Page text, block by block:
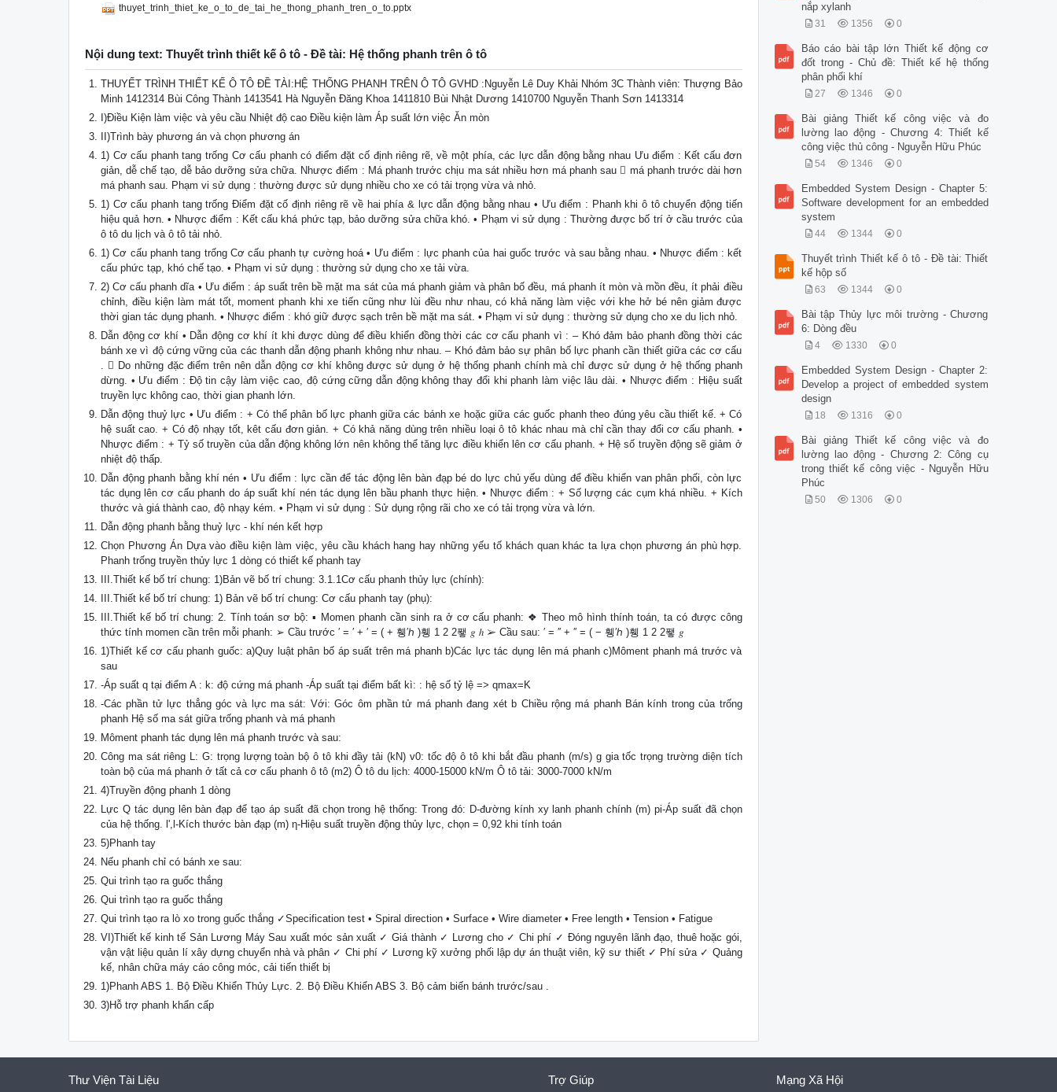
thuyet_trinh_thiet_ke_o_to_de_tai_he_thong_phanh_tren_o_to.pptx
Nội dung text: Thuyết trình thiết kế ô tô - Đề tài: Hệ thống phanh trên ô tô
THUYẾT TRÌNH THIẾT KẾ Ô TÔ ĐỀ TÀI:HỆ THỐNG PHANH TRÊN Ô TÔ GVHD :Nguyễn Lê Duy Khải Nhóm 3C Thành viên: Thượng Bảo
Minh 1412314 Bùi Công Thành 1413541 Hà Nguyễn Đăng Khoa 1411810 Bùi Nhật Dương 1410700 Nguyễn Thanh Sơn 1413314
I)Điều Kiện làm việc và yêu cầu Nhiệt độ cao Điều kiện làm Áp suất lớn việc Ăn mòn
II)Trình bày phương án và chọn phương án
1) Cơ cấu phanh tang trống Cơ cấu phanh có điểm đặt cố định riêng rẽ, về một phía, các lực dẫn động bằng nhau Ưu điểm : Kết cấu đơn
giản, dễ chế tạo, dễ bảo dưỡng sửa chữa. Nhược điểm : Má phanh trước chịu ma sát nhiều hơn má phanh sau  má phanh trước dài hơn
má phanh sau. Phạm vi sử dụng : thường được sử dụng nhiều cho xe có tải trọng vừa và nhỏ.
1) Cơ cấu phanh tang trống Điểm đặt cố định riêng rẽ về hai phía & lực dẫn động bằng nhau • Ưu điểm : Phanh khi ô tô chuyển động tiến
hiệu quả hơn. • Nhược điểm : Kết cấu khá phức tạp, bảo dưỡng sửa chữa khó. • Phạm vi sử dụng : Thường được bố trí ở cầu trước của
ô tô du lịch và ô tô tải nhỏ.
1) Cơ cấu phanh tang trống Cơ cấu phanh tự cường hoá • Ưu điểm : lực phanh của hai guốc trước và sau bằng nhau. • Nhược điểm : kết
cấu phức tạp, khó chế tạo. • Phạm vi sử dụng : thường sử dụng cho xe tải vừa.
2) Cơ cấu phanh dĩa • Ưu điểm : áp suất trên bề mặt ma sát của má phanh giảm và phân bố đều, má phanh ít mòn và mồn đều, ít phải điều
chỉnh, điều kiện làm mát tốt, moment phanh khi xe tiến cũng như lùi đều như nhau, có khả năng làm việc với khe hở bé nên giảm được
thời gian tác dụng phanh. • Nhược điểm : khó giữ được sạch trên bề mặt ma sát. • Phạm vi sử dụng : thường sử dụng cho xe du lịch nhỏ.
Dẫn động cơ khí • Dẫn động cơ khí ít khi được dùng để điều khiển đồng thời các cơ cấu phanh vì : – Khó đảm bảo phanh đồng thời các
bánh xe vì độ cứng vững của các thanh dẫn động phanh không như nhau. – Khó đảm bảo sự phân bố lực phanh cần thiết giữa các cơ cấu
.  Do những đặc điểm trên nên dẫn động cơ khí không được sử dụng ở hệ thống phanh chính mà chỉ được sử dụng ở hệ thống phanh
dừng. • Ưu điểm : Độ tin cậy làm việc cao, độ cứng cững dẫn động không thay đổi khi phanh làm việc lâu dài. • Nhược điểm : Hiệu suất
truyền lực không cao, thời gian phanh lớn.
Dẫn động thuỷ lực • Ưu điểm : + Có thể phân bố lực phanh giữa các bánh xe hoặc giữa các guốc phanh theo đúng yêu cầu thiết kế. + Có
hệ suất cao. + Có độ nhạy tốt, kêt cấu đơn giản. + Có khả năng dùng trên nhiều loại ô tô khác nhau mà chỉ cần thay đổi cơ cấu phanh. •
Nhược điểm : + Tỷ số truyền của dẫn động không lớn nên không thể tăng lực điều khiển lên cơ cấu phanh. + Hệ số truyền động sẽ giảm ở
nhiệt độ thấp.
Dẫn động phanh bằng khí nén • Ưu điểm : lực cần để tác động lên bàn đạp bé do lực chủ yếu dùng để điều khiển van phân phối, còn lực
tác dụng lên cơ cấu phanh do áp suất khí nén tác dụng lên bầu phanh thực hiện. • Nhược điểm : + Số lượng các cụm khá nhiều. + Kích
thước và giá thành cao, độ nhạy kém. • Phạm vi sử dụng : Sử dụng rộng rãi cho xe có tải trọng vừa và lớn.
Dẫn động phanh bằng thuỷ lực - khí nén kết hợp
Chọn Phương Án Dựa vào điều kiện làm việc, yêu cầu khách hang hay những yếu tố khách quan khác ta lựa chọn phương án phù hợp.
Phanh trống truyền thủy lực 1 dòng có thiết kế phanh tay
III.Thiết kế bố trí chung: 1)Bản vẽ bố trí chung: 3.1.1Cơ cấu phanh thủy lực (chính):
III.Thiết kế bố trí chung: 1) Bản vẽ bố trí chung: Cơ cấu phanh tay (phụ):
III.Thiết kế bố trí chung: 2. Tính toán sơ bộ: ▪ Momen phanh cần sinh ra ở cơ cấu phanh: ❖ Theo mô hình thính toán, ta có được công
thức tính momen cần trên mỗi phanh: ➢ Cầu trước ′ = ′ + ′ = ( + 휑′ℎ )휑 1 2 2퐿 𝑔 ℎ ➢ Cầu sau: ′ = ′′ + ′′ = ( − 휑′ℎ )휑 1 2 2퐿 𝑔
1)Thiết kế cơ cấu phanh guốc: a)Quy luật phân bố áp suất trên má phanh b)Các lực tác dụng lên má phanh c)Môment phanh má trước và
sau
-Áp suất q tại điểm A : k: độ cứng má phanh -Áp suất tại điểm bất kì: : hệ số tỷ lệ => qmax=K
-Các phần tử lực thẳng góc và lực ma sát: Với: Góc ôm phần tử má phanh đang xét b Chiều rộng má phanh Bán kính trong của trống
phanh Hệ số ma sát giữa trống phanh và má phanh
Môment phanh tác dụng lên má phanh trước và sau:
Công ma sát riêng L: G: trọng lượng toàn bộ ô tô khi đầy tải (kN) v0: tốc độ ô tô khi bắt đầu phanh (m/s) g gia tốc trọng trường diện tích
toàn bộ của má phanh ở tất cả cơ cấu phanh ô tô (m2) Ô tô du lịch: 4000-15000 kN/m Ô tô tải: 3000-7000 kN/m
4)Truyền động phanh 1 dòng
Lực Q tác dụng lên bàn đạp để tạo áp suất đã chọn trong hệ thống: Trong đó: D-đường kính xy lanh phanh chính (m) pi-Áp suất đã chọn
của hệ thống. l',l-Kích thước bàn đạp (m) η-Hiệu suất truyền động thủy lực, chọn = 0,92 khi tính toán
5)Phanh tay
Nếu phanh chỉ có bánh xe sau:
Qui trình tạo ra guốc thắng
Qui trình tạo ra guốc thắng
Qui trình tạo ra lò xo trong guốc thắng ✓Specification test • Spiral direction • Surface • Wire diameter • Free length • Tension • Fatigue
VI)Thiết kế kinh tế Sản Lương Máy Sau xuất móc sản xuất ✓ Giá thành ✓ Lương cho ✓ Chi phí ✓ Đóng nguyên lãnh đạo, thuê hoặc gói,
vận vật liệu quản lí xây dựng chuyển nhà và phân ✓ Chi phí ✓ Lương kỹ xưởng phối lập dự án thuật viên, kỹ sư thiết ✓ Phí sửa ✓ Quảng
kế, nhân chữa máy cáo công móc, cải tiến thiết bị
1)Phanh ABS 1. Bộ Điều Khiển Thủy Lực. 2. Bộ Điều Khiển ABS 3. Bộ cảm biến bánh trước/sau .
3)Hỗ trợ phanh khẩn cấp
nắp xylanh
31 1356 0
Báo cáo bài tập lớn Thiết kế động cơ
đốt trong - Chủ đề: Thiết kế hệ thống
phân phối khí
27 1346 0
Bài giảng Thiết kế công việc và đo
lường lao động - Chương 4: Thiết kế
công việc thủ công - Nguyễn Hữu Phúc
54 1346 0
Embedded System Design - Chapter 5:
Software development for an embedded
system
44 1344 0
Thuyết trình Thiết kế ô tô - Đề tài: Thiết
kế hộp số
63 1344 0
Bài tập Thủy lực môi trường - Chương
6: Dòng đều
4 1330 0
Embedded System Design - Chapter 2:
Develop a project of embedded system
design
18 1316 0
Bài giảng Thiết kế công việc và đo
lường lao động - Chương 2: Công cụ
trong thiết kế công việc - Nguyễn Hữu
Phúc
50 1306 0
Thư Viện Tài Liệu Trợ Giúp Mạng Xã Hội